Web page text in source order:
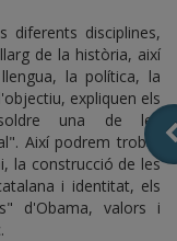
diferents disciplines,
de la història, així
la política, la
expliquen els
una de les
Així podrem trobar
la construcció de les
i identitat, els
d'Obama, valors i